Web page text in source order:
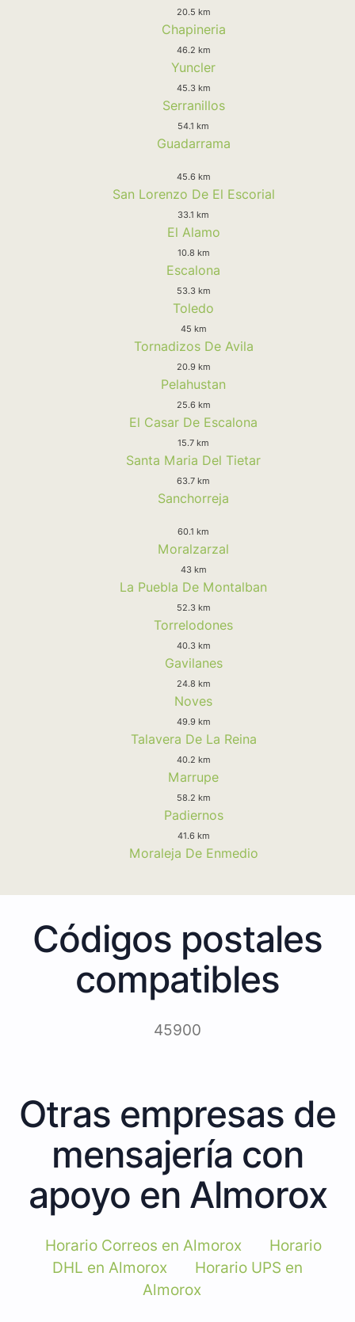
20.5 km
Chapineria
46.2 km
Yuncler
45.3 km
Serranillos
54.1 km
Guadarrama
45.6 km
San Lorenzo De El Escorial
33.1 km
El Alamo
10.8 km
Escalona
53.3 km
Toledo
45 km
Tornadizos De Avila
20.9 km
Pelahustan
25.6 km
El Casar De Escalona
15.7 km
Santa Maria Del Tietar
63.7 km
Sanchorreja
60.1 km
Moralzarzal
43 km
La Puebla De Montalban
52.3 km
Torrelodones
40.3 km
Gavilanes
24.8 km
Noves
49.9 km
Talavera De La Reina
40.2 km
Marrupe
58.2 km
Padiernos
41.6 km
Moraleja De Enmedio
Códigos postales
compatibles
45900
Otras empresas de
mensajería con
apoyo en Almorox
Horario Correos en Almorox
Horario
DHL en Almorox
Horario UPS en
Almorox